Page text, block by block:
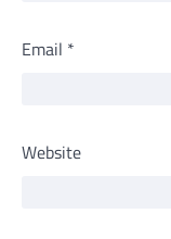
Email *
Website